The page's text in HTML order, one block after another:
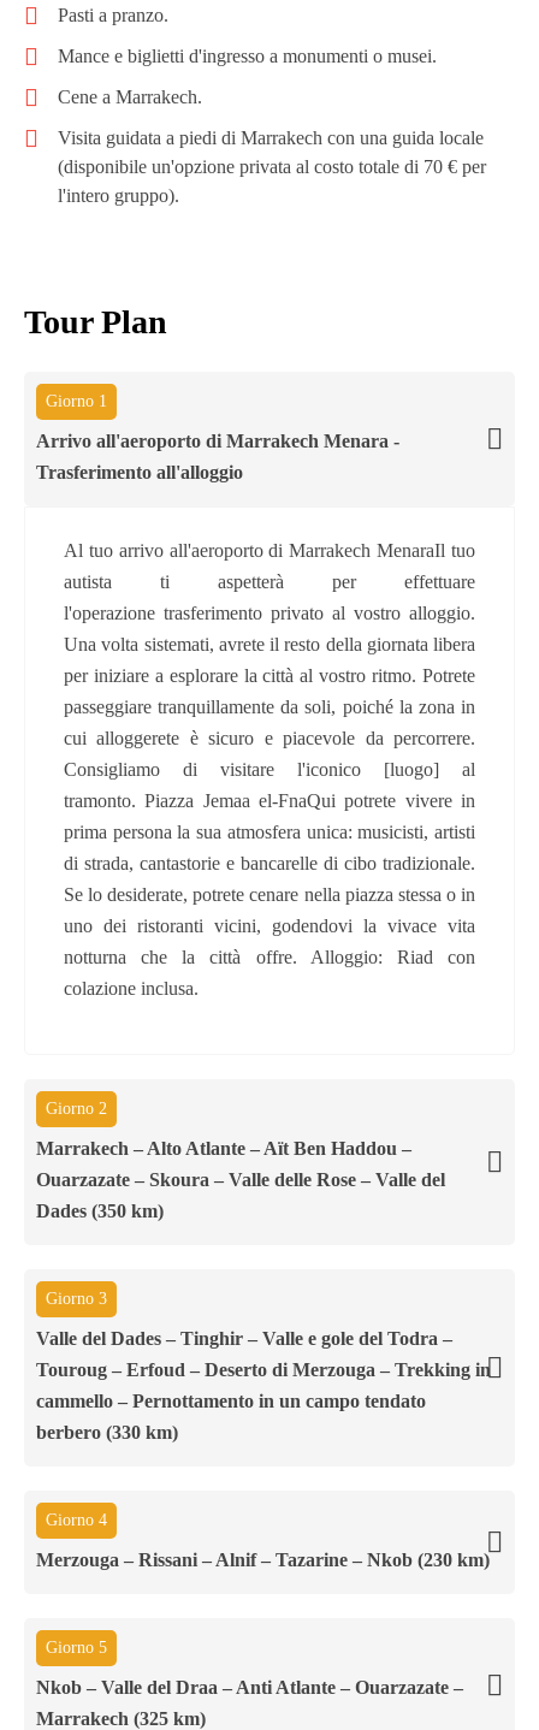
Pasti a pranzo.
Mance e biglietti d'ingresso a monumenti o musei.
Cene a Marrakech.
Visita guidata a piedi di Marrakech con una guida locale
(disponibile un'opzione privata al costo totale di 70 € per
l'intero gruppo).
Tour Plan
Giorno 1
Arrivo all'aeroporto di Marrakech Menara -
Trasferimento all'alloggio
Al tuo arrivo all'aeroporto di Marrakech MenaraIl tuo
autista ti aspetterà per effettuare
l'operazione trasferimento privato al vostro alloggio.
Una volta sistemati, avrete il resto della giornata libera
per iniziare a esplorare la città al vostro ritmo. Potrete
passeggiare tranquillamente da soli, poiché la zona in
cui alloggerete è sicuro e piacevole da percorrere.
Consigliamo di visitare l'iconico [luogo] al
tramonto. Piazza Jemaa el-FnaQui potrete vivere in
prima persona la sua atmosfera unica: musicisti, artisti
di strada, cantastorie e bancarelle di cibo tradizionale.
Se lo desiderate, potrete cenare nella piazza stessa o in
uno dei ristoranti vicini, godendovi la vivace vita
notturna che la città offre. Alloggio: Riad con
colazione inclusa.
Giorno 2
Marrakech – Alto Atlante – Aït Ben Haddou –
Ouarzazate – Skoura – Valle delle Rose – Valle del
Dades (350 km)
Giorno 3
Valle del Dades – Tinghir – Valle e gole del Todra –
Touroug – Erfoud – Deserto di Merzouga – Trekking in
cammello – Pernottamento in un campo tendato
berbero (330 km)
Giorno 4
Merzouga – Rissani – Alnif – Tazarine – Nkob (230 km)
Giorno 5
Nkob – Valle del Draa – Anti Atlante – Ouarzazate –
Marrakech (325 km)